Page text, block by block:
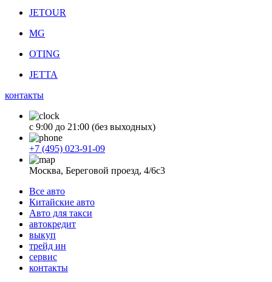
JETOUR
MG
OTING
JETTA
контакты
с 9:00 до 21:00 (без выходных)
+7 (495) 023-91-09
Москва, Береговой проезд, 4/6с3
Все авто
Китайские авто
Авто для такси
автокредит
выкуп
трейд ин
сервис
контакты